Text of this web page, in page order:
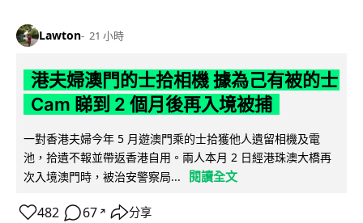
Lawton 21 小時
港夫婦澳門的士拾相機 據為己有被的士
Cam 睇到 2 個月後再入境被捕
一對香港夫婦今年 5 月遊澳門乘的士拾獲他人遺留相機及電
池，拾遺不報並帶返香港自用。兩人本月 2 日經港珠澳大橋再
次入境澳門時，被治安警察局...
閱讀全文
482 67 ↗ 分享